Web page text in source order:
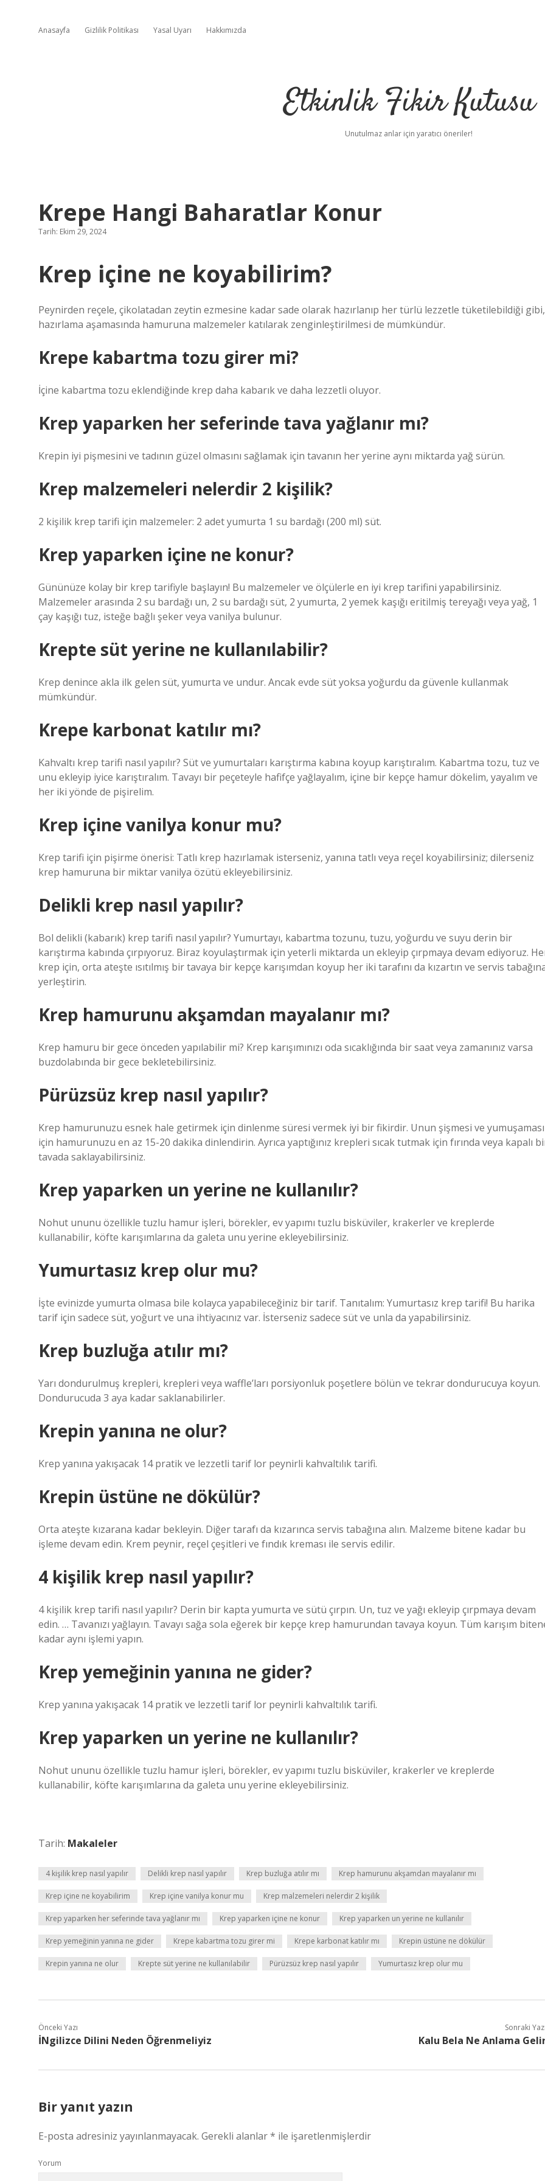
Anasayfa Gizlilik Politikası Yasal Uyarı Hakkımızda
Etkinlik Fikir Kutusu
Unutulmaz anlar için yaratıcı öneriler!
Krepe Hangi Baharatlar Konur
Tarih: Ekim 29, 2024
Krep içine ne koyabilirim?
Peynirden reçele, çikolatadan zeytin ezmesine kadar sade olarak hazırlanıp her türlü lezzetle tüketilebildiği gibi,
hazırlama aşamasında hamuruna malzemeler katılarak zenginleştirilmesi de mümkündür.
Krepe kabartma tozu girer mi?
İçine kabartma tozu eklendiğinde krep daha kabarık ve daha lezzetli oluyor.
Krep yaparken her seferinde tava yağlanır mı?
Krepin iyi pişmesini ve tadının güzel olmasını sağlamak için tavanın her yerine aynı miktarda yağ sürün.
Krep malzemeleri nelerdir 2 kişilik?
2 kişilik krep tarifi için malzemeler: 2 adet yumurta 1 su bardağı (200 ml) süt.
Krep yaparken içine ne konur?
Gününüze kolay bir krep tarifiyle başlayın! Bu malzemeler ve ölçülerle en iyi krep tarifini yapabilirsiniz.
Malzemeler arasında 2 su bardağı un, 2 su bardağı süt, 2 yumurta, 2 yemek kaşığı eritilmiş tereyağı veya yağ, 1
çay kaşığı tuz, isteğe bağlı şeker veya vanilya bulunur.
Krepte süt yerine ne kullanılabilir?
Krep denince akla ilk gelen süt, yumurta ve undur. Ancak evde süt yoksa yoğurdu da güvenle kullanmak
mümkündür.
Krepe karbonat katılır mı?
Kahvaltı krep tarifi nasıl yapılır? Süt ve yumurtaları karıştırma kabına koyup karıştıralım. Kabartma tozu, tuz ve
unu ekleyip iyice karıştıralım. Tavayı bir peçeteyle hafifçe yağlayalım, içine bir kepçe hamur dökelim, yayalım ve
her iki yönde de pişirelim.
Krep içine vanilya konur mu?
Krep tarifi için pişirme önerisi: Tatlı krep hazırlamak isterseniz, yanına tatlı veya reçel koyabilirsiniz; dilerseniz
krep hamuruna bir miktar vanilya özütü ekleyebilirsiniz.
Delikli krep nasıl yapılır?
Bol delikli (kabarık) krep tarifi nasıl yapılır? Yumurtayı, kabartma tozunu, tuzu, yoğurdu ve suyu derin bir
karıştırma kabında çırpıyoruz. Biraz koyulaştırmak için yeterli miktarda un ekleyip çırpmaya devam ediyoruz.
krep için, orta ateşte ısıtılmış bir tavaya bir kepçe karışımdan koyup her iki tarafını da kızartın ve servis
yerleştirin.
Krep hamurunu akşamdan mayalanır mı?
Krep hamuru bir gece önceden yapılabilir mi? Krep karışımınızı oda sıcaklığında bir saat veya zamanınız varsa
buzdolabında bir gece bekletebilirsiniz.
Pürüzsüz krep nasıl yapılır?
Krep hamurunuzu esnek hale getirmek için dinlenme süresi vermek iyi bir fikirdir. Unun şişmesi ve yumuşaması
için hamurunuzu en az 15-20 dakika dinlendirin. Ayrıca yaptığınız krepleri sıcak tutmak için fırında veya kapalı
tavada saklayabilirsiniz.
Krep yaparken un yerine ne kullanılır?
Nohut ununu özellikle tuzlu hamur işleri, börekler, ev yapımı tuzlu bisküviler, krakerler ve kreplerde
kullanabilir, köfte karışımlarına da galeta unu yerine ekleyebilirsiniz.
Yumurtasız krep olur mu?
İşte evinizde yumurta olmasa bile kolayca yapabileceğiniz bir tarif. Tanıtalım: Yumurtasız krep tarifi! Bu harika
tarif için sadece süt, yoğurt ve una ihtiyacınız var. İsterseniz sadece süt ve unla da yapabilirsiniz.
Krep buzluğa atılır mı?
Yarı dondurulmuş krepleri, krepleri veya waffle’ları porsiyonluk poşetlere bölün ve tekrar dondurucuya koyun.
Dondurucuda 3 aya kadar saklanabilirler.
Krepin yanına ne olur?
Krep yanına yakışacak 14 pratik ve lezzetli tarif lor peynirli kahvaltılık tarifi.
Krepin üstüne ne dökülür?
Orta ateşte kızarana kadar bekleyin. Diğer tarafı da kızarınca servis tabağına alın. Malzeme bitene kadar bu
işleme devam edin. Krem peynir, reçel çeşitleri ve fındık kreması ile servis edilir.
4 kişilik krep nasıl yapılır?
4 kişilik krep tarifi nasıl yapılır? Derin bir kapta yumurta ve sütü çırpın. Un, tuz ve yağı ekleyip çırpmaya devam
edin. … Tavanızı yağlayın. Tavayı sağa sola eğerek bir kepçe krep hamurundan tavaya koyun. Tüm karışım
kadar aynı işlemi yapın.
Krep yemeğinin yanına ne gider?
Krep yanına yakışacak 14 pratik ve lezzetli tarif lor peynirli kahvaltılık tarifi.
Krep yaparken un yerine ne kullanılır?
Nohut ununu özellikle tuzlu hamur işleri, börekler, ev yapımı tuzlu bisküviler, krakerler ve kreplerde
kullanabilir, köfte karışımlarına da galeta unu yerine ekleyebilirsiniz.
Tarih: Makaleler
4 kişilik krep nasıl yapılır Delikli krep nasıl yapılır Krep buzluğa atılır mı Krep hamurunu akşamdan mayalanır mı
Krep içine ne koyabilirim Krep içine vanilya konur mu Krep malzemeleri nelerdir 2 kişilik
Krep yaparken her seferinde tava yağlanır mı Krep yaparken içine ne konur Krep yaparken un yerine ne kullanılır
Krep yemeğinin yanına ne gider Krepe kabartma tozu girer mi Krepe karbonat katılır mı Krepin üstüne ne dökülür
Krepin yanına ne olur Krepte süt yerine ne kullanılabilir Pürüzsüz krep nasıl yapılır Yumurtasız krep olur mu
Önceki Yazı
İNgilizce Dilini Neden Öğrenmeliyiz
Sonraki
Kalu Bela Ne Anlama
Bir yanıt yazın
E-posta adresiniz yayınlanmayacak. Gerekli alanlar* ile işaretlenmişlerdir
Yorum